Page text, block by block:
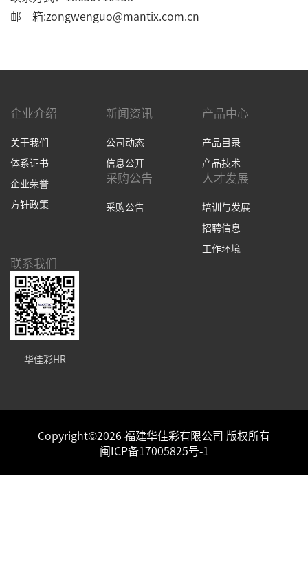
邮 箱:zongwenguo@mantix.com.cn
企业介绍
关于我们
体系证书
企业荣誉
方针政策
新闻资讯
公司动态
信息公开
产品中心
产品目录
产品技术
采购公告
采购公告
人才发展
培训与发展
招聘信息
工作环境
联系我们
华佳彩HR
Copyright©2026 福建华佳彩有限公司 版权所有
闽ICP备17005825号-1